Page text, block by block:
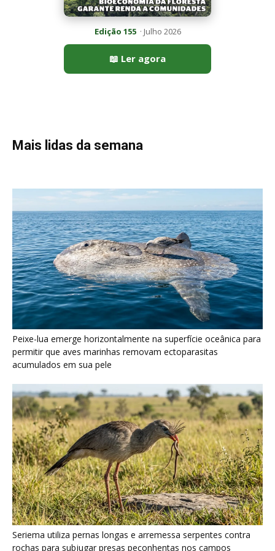
Peixe-lua emerge horizontalmente na superfície oceânica para
permitir que aves marinhas removam ectoparasitas
Seriema utiliza pernas longas e arremessa serpentes contra
rochas para subjugar presas peçonhentas nos campos
Poraquê sincroniza descargas elétricas em grupo para
amplificar campo elétrico e atordoar cardumes de peixes
maiores na Amazônia